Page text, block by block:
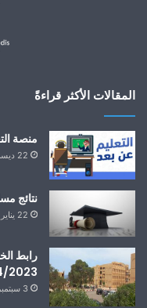
المقالات الأكثر قراءةً
منصة
22 ديسمبر 2020
نتائج
22 يناير 2023
رابط
2023
3 سبتمبر 2023